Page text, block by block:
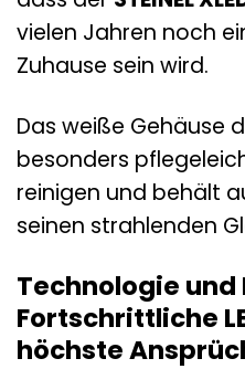
vielen Jahren noch
Zuhause sein wird.
Das weiße Gehäuse
besonders
reinigen und behält
seinen strahlenden
Technologie
Fortschrittliche
höchste